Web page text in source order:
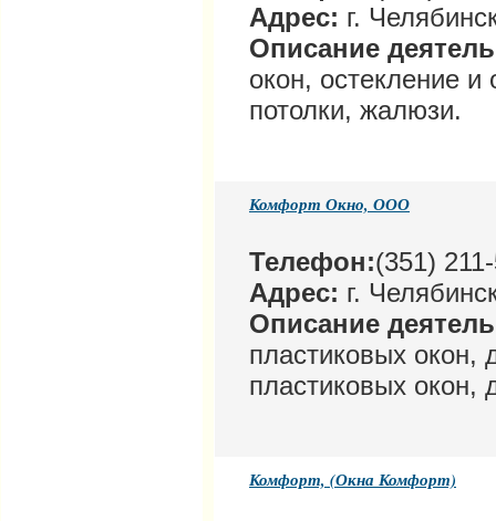
Адрес: г.
Описание
окон, остекление
потолки, жалюзи.
Комфорт Окно, ООО
Телефон:(351)
Адрес: г.
Описание
пластиковых окон,
пластиковых окон,
Комфорт, (Окна Комфорт)